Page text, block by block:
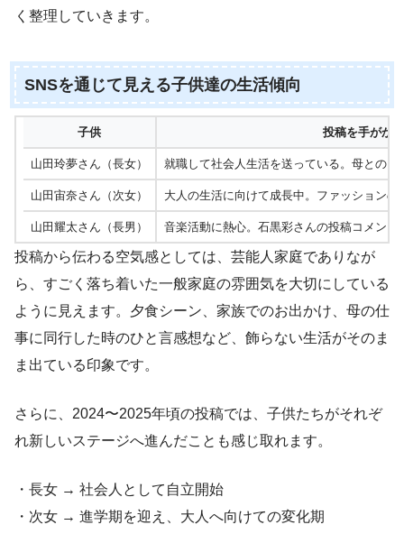
く整理していきます。
SNSを通じて見える子供達の生活傾向
子供 投稿を手がか
山田玲夢さん（長女） 就職して社会人生活を送っている。母との
山田宙奈さん（次女） 大人の生活に向けて成長中。ファッション
山田耀太さん（長男） 音楽活動に熱心。石黒彩さんの投稿コメン
投稿から伝わる空気感としては、芸能人家庭でありなが
ら、すごく落ち着いた一般家庭の雰囲気を大切にしている
ように見えます。夕食シーン、家族でのお出かけ、母の仕
事に同行した時のひと言感想など、飾らない生活がそのま
ま出ている印象です。
さらに、2024〜2025年頃の投稿では、子供たちがそれぞ
れ新しいステージへ進んだことも感じ取れます。
・長女 → 社会人として自立開始
・次女 → 進学期を迎え、大人へ向けての変化期